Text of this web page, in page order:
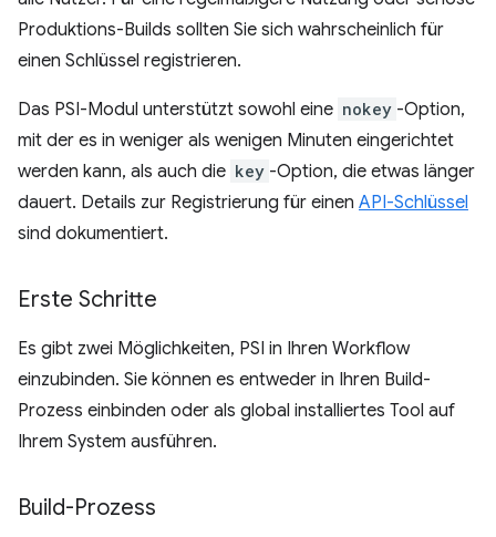
Produktions-Builds sollten Sie sich wahrscheinlich für
einen Schlüssel registrieren.
Das PSI-Modul unterstützt sowohl eine nokey -Option,
mit der es in weniger als wenigen Minuten eingerichtet
werden kann, als auch die key -Option, die etwas länger
dauert. Details zur Registrierung für einen API-Schlüssel
sind dokumentiert.
Erste Schritte
Es gibt zwei Möglichkeiten, PSI in Ihren Workflow
einzubinden. Sie können es entweder in Ihren Build-
Prozess einbinden oder als global installiertes Tool auf
Ihrem System ausführen.
Build-Prozess